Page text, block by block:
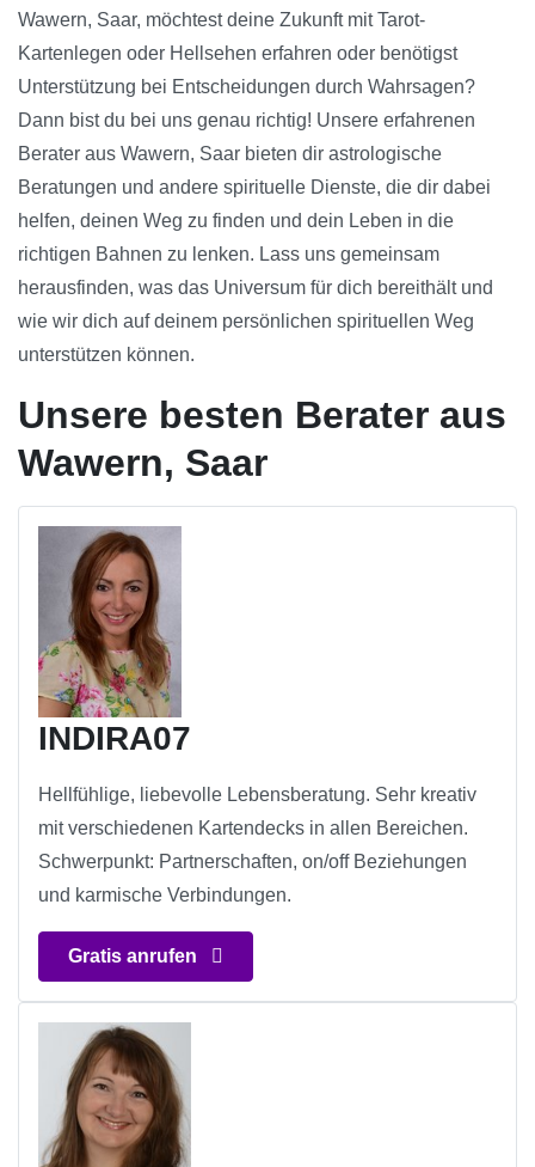
Wawern, Saar, möchtest deine Zukunft mit Tarot-
Kartenlegen oder Hellsehen erfahren oder benötigst
Unterstützung bei Entscheidungen durch Wahrsagen?
Dann bist du bei uns genau richtig! Unsere erfahrenen
Berater aus Wawern, Saar bieten dir astrologische
Beratungen und andere spirituelle Dienste, die dir dabei
helfen, deinen Weg zu finden und dein Leben in die
richtigen Bahnen zu lenken. Lass uns gemeinsam
herausfinden, was das Universum für dich bereithält und
wie wir dich auf deinem persönlichen spirituellen Weg
unterstützen können.
Unsere besten Berater aus
Wawern, Saar
INDIRA07
Hellfühlige, liebevolle Lebensberatung. Sehr kreativ
mit verschiedenen Kartendecks in allen Bereichen.
Schwerpunkt: Partnerschaften, on/off Beziehungen
und karmische Verbindungen.
Gratis anrufen